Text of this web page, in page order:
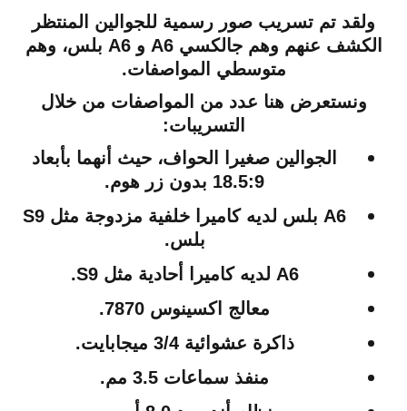
ولقد تم تسريب صور رسمية للجوالين المنتظر
الكشف عنهم وهم جالكسي A6 و A6 بلس، وهم
متوسطي المواصفات.
ونستعرض هنا عدد من المواصفات من خلال
التسريبات:
الجوالين صغيرا الحواف، حيث أنهما بأبعاد
18.5:9 بدون زر هوم.
A6 بلس لديه كاميرا خلفية مزدوجة مثل S9
بلس.
A6 لديه كاميرا أحادية مثل S9.
معالج اكسينوس 7870.
ذاكرة عشوائية 3/4 ميجابايت.
منفذ سماعات 3.5 مم.